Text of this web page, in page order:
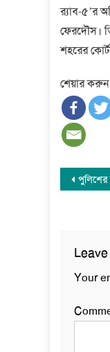
র‍্যাব-৫’র
ফেরদৌস।
শহরের
শেয়ার করুন
Post
Your